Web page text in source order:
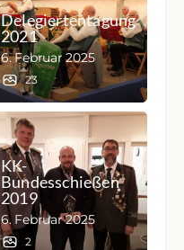
Delegiertentagung
2021
6. Februar 2025
23
KK-
Bundesschießen
2019
6. Februar 2025
2